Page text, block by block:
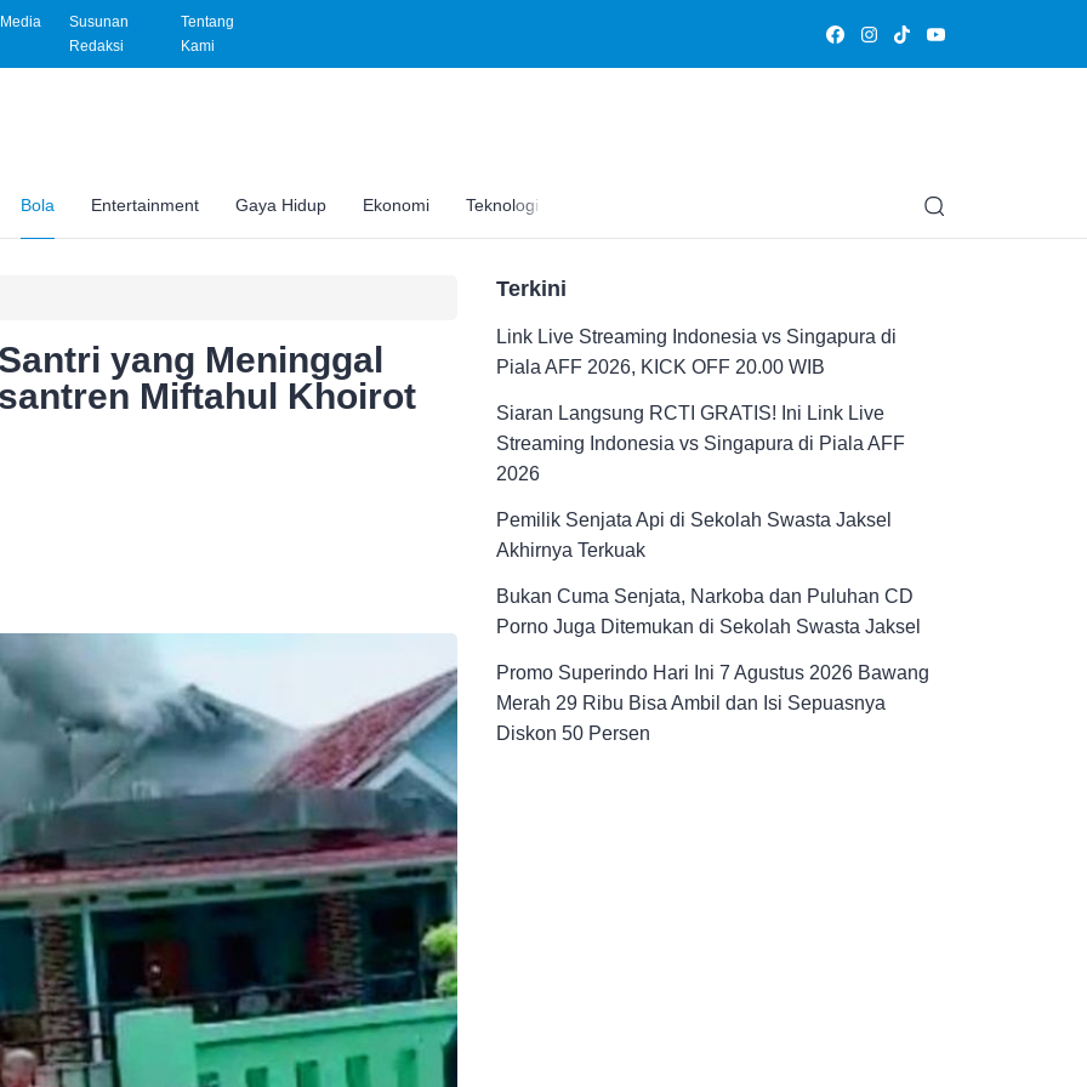
Susunan
Redaksi
Tentang
Kami
Bola Entertainment Gaya Hidup Ekonomi Teknologi Edukasi
yang Meninggal
Miftahul Khoirot
Terkini
Link Live Streaming Indonesia vs Singapura di
Piala AFF 2026, KICK OFF 20.00 WIB
Siaran Langsung RCTI GRATIS! Ini Link Live
Streaming Indonesia vs Singapura di Piala AFF
2026
Pemilik Senjata Api di Sekolah Swasta Jaksel
Akhirnya Terkuak
Bukan Cuma Senjata, Narkoba dan Puluhan CD
Porno Juga Ditemukan di Sekolah Swasta Jaksel
Promo Superindo Hari Ini 7 Agustus 2026 Bawang
Merah 29 Ribu Bisa Ambil dan Isi Sepuasnya
Diskon 50 Persen